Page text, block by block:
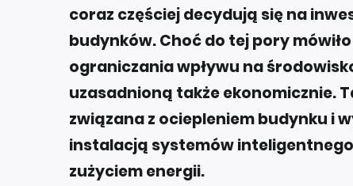
coraz częściej decydują się na
budynków. Choć do tej pory
ograniczania wpływu na
uzasadnioną także ekonomicznie.
związana z ociepleniem budynku i
instalacją systemów
zużyciem energii.